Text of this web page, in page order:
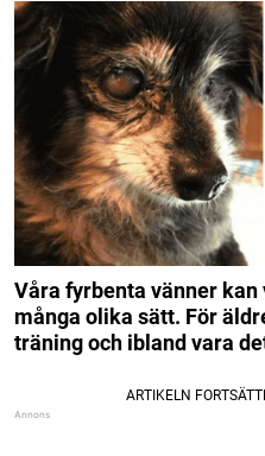
Våra fyrbenta vänner kan
många olika sätt. För
träning och ibland vara